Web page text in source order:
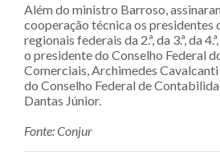
Além do ministro Barroso,
cooperação técnica os presidentes
regionais federais da 2.ª, da 3.ª, da
o presidente do Conselho Federal
Comerciais, Archimedes
do Conselho Federal de
Dantas Júnior.
Fonte: Conjur